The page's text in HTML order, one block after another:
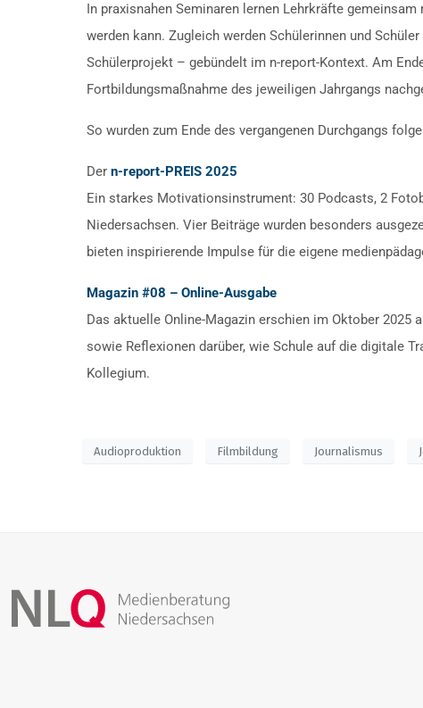
In praxisnahen Seminaren lernen Lehrkräfte
werden kann. Zugleich werden Schülerinnen und
Schülerprojekt – gebündelt im n-report-Kontext. Am
Fortbildungsmaßnahme des jeweiligen Jahrgangs
So wurden zum Ende des vergangenen Durchgangs
Dern-report-PREIS 2025
Ein starkes Motivationsinstrument: 30 Podcasts, 2
Niedersachsen. Vier Beiträge wurden besonders
bieten inspirierende Impulse für die eigene
Magazin #08 – Online-Ausgabe
Das aktuelle Online-Magazin erschien im Oktober 2025
sowie Reflexionen darüber, wie Schule auf die digitale
Kollegium.
Audioproduktion Filmbildung Journalismus